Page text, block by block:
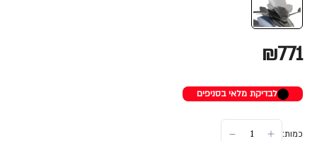
₪771
לבדיקת מלאי בסניפים
כמות: